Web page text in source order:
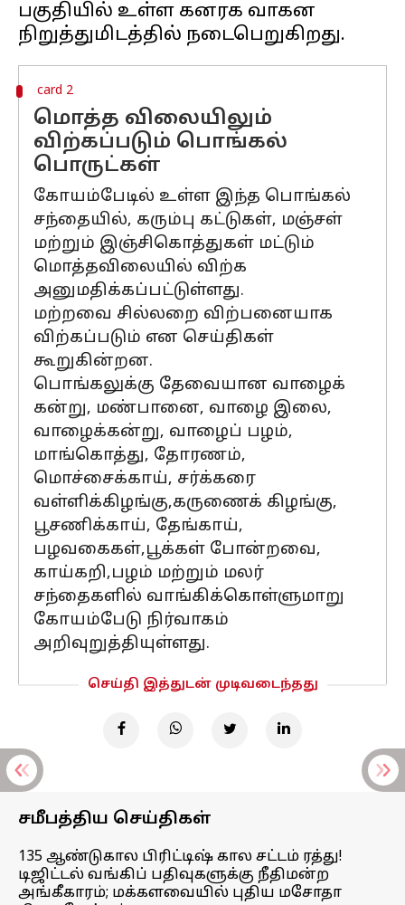
பகுதியில் உள்ள கனரக வாகன
card 2
மொத்த விலையிலும்
விற்கப்படும் பொங்கல்
பொருட்கள்
கோயம்பேடில் உள்ள இந்த பொங்கல்
சந்தையில், கரும்பு கட்டுகள், மஞ்சள்
மற்றும் இஞ்சிகொத்துகள் மட்டும்
மொத்தவிலையில் விற்க
அனுமதிக்கப்பட்டுள்ளது.
மற்றவை சில்லறை விற்பனையாக
விற்கப்படும் என செய்திகள்
கூறுகின்றன.
பொங்கலுக்கு தேவையான வாழைக்
கன்று, மண்பானை, வாழை இலை,
வாழைக்கன்று, வாழைப் பழம்,
மாங்கொத்து, தோரணம்,
மொச்சைக்காய், சர்க்கரை
வள்ளிக்கிழங்கு,கருணைக் கிழங்கு,
பூசணிக்காய், தேங்காய்,
பழவகைகள்,பூக்கள் போன்றவை,
காய்கறி,பழம் மற்றும் மலர்
சந்தைகளில் வாங்கிக்கொள்ளுமாறு
கோயம்பேடு நிர்வாகம்
அறிவுறுத்தியுள்ளது.
செய்தி இத்துடன் முடிவடைந்தது
சமீபத்திய செய்திகள்
135 ஆண்டுகால பிரிட்டிஷ் கால சட்டம் ரத்து!
டிஜிட்டல் வங்கிப் பதிவுகளுக்கு நீதிமன்ற
அங்கீகாரம்; மக்களவையில் புதிய மசோதா